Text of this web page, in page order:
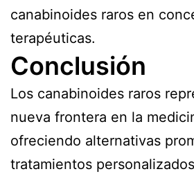
canabinoides raros en
terapéuticas.
Conclusión
Los canabinoides raros
nueva frontera en la
ofreciendo alternativas
tratamientos